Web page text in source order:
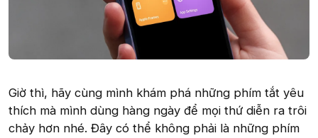
Giờ thì, hãy cùng mình khám phá những phím tắt yêu
thích mà mình dùng hàng ngày để mọi thứ diễn ra trôi
chảy hơn nhé. Đây có thể không phải là những phím